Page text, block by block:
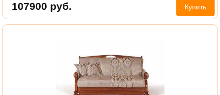
107900 руб. Купить